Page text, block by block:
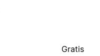
Gratis